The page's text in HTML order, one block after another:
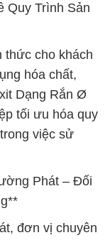
Quy Trình Sản
thức cho khách
hóa chất,
Dạng Rắn Ø
tối ưu hóa quy
việc sử
Phát – Đối
đơn vị chuyên